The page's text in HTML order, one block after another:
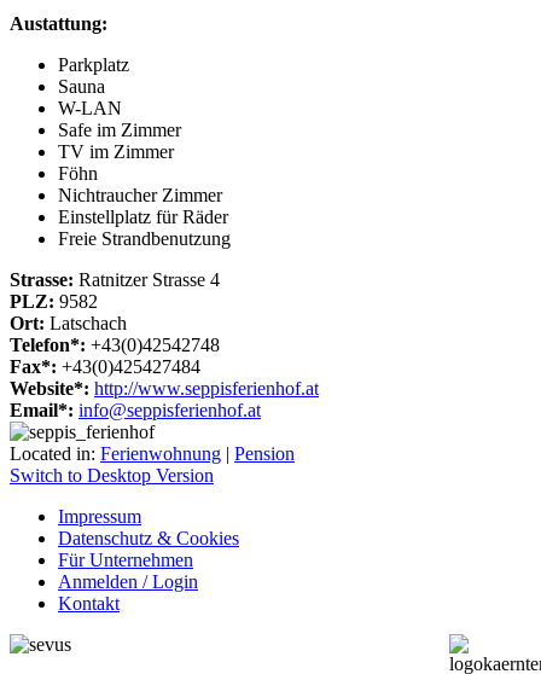
Austattung:
Parkplatz
Sauna
W-LAN
Safe im Zimmer
TV im Zimmer
Föhn
Nichtraucher Zimmer
Einstellplatz für Räder
Freie Strandbenutzung
Strasse: Ratnitzer Strasse 4
PLZ: 9582
Ort: Latschach
Telefon*: +43(0)42542748
Fax*: +43(0)425427484
Website*: http://www.seppisferienhof.at
Email*: info@seppisferienhof.at
Located in: Ferienwohnung | Pension
Switch to Desktop Version
Impressum
Datenschutz & Cookies
Für Unternehmen
Anmelden / Login
Kontakt